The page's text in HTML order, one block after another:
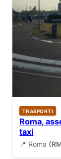
TRASPORTI
Roma,
taxi
📍 Roma